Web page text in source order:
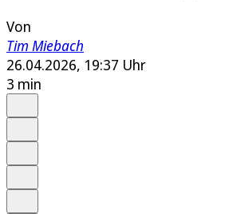
Von
Tim Miebach
26.04.2026, 19:37 Uhr
3 min